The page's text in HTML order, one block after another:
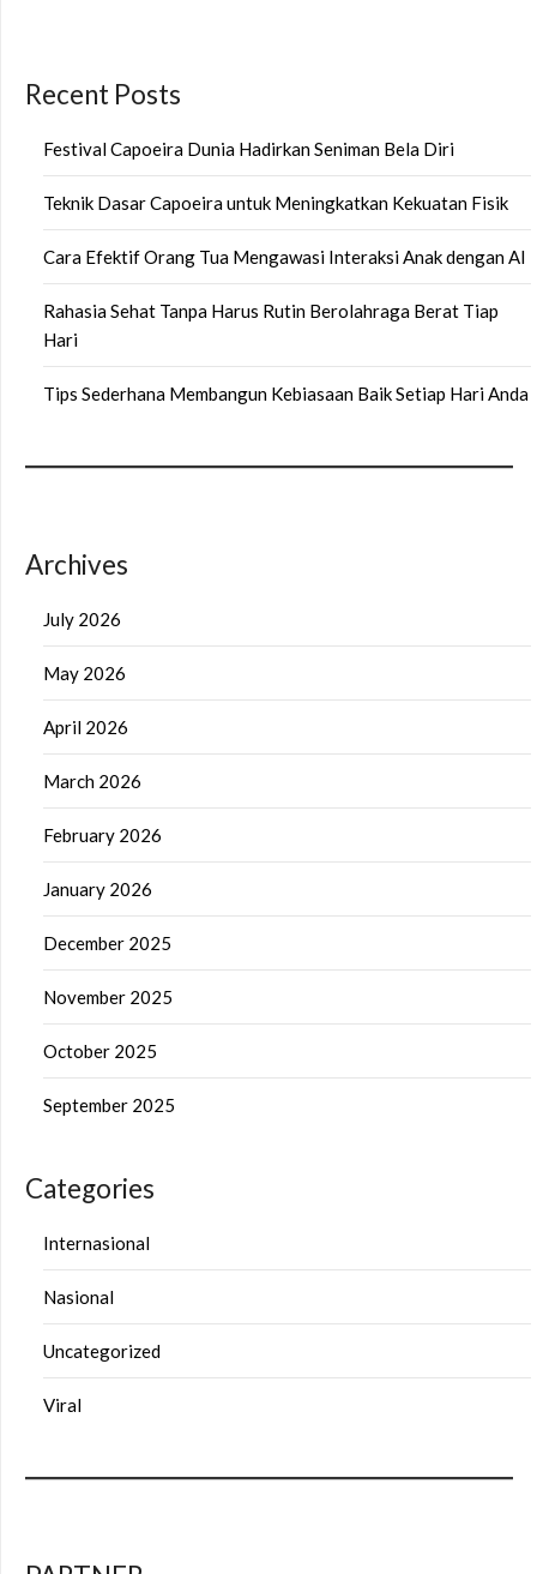
Recent Posts
Festival Capoeira Dunia Hadirkan Seniman Bela Diri
Teknik Dasar Capoeira untuk Meningkatkan Kekuatan Fisik
Cara Efektif Orang Tua Mengawasi Interaksi Anak dengan AI
Rahasia Sehat Tanpa Harus Rutin Berolahraga Berat Tiap
Hari
Tips Sederhana Membangun Kebiasaan Baik Setiap Hari Anda
Archives
July 2026
May 2026
April 2026
March 2026
February 2026
January 2026
December 2025
November 2025
October 2025
September 2025
Categories
Internasional
Nasional
Uncategorized
Viral